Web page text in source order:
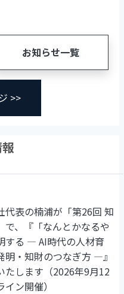
お知らせ一覧
>>
代表の楠浦が「第26回 知
で、『「なんとかなるや
する ― AI時代の人材育
明・知財のつなぎ方 ―』
たします（2026年9月12
ン開催）